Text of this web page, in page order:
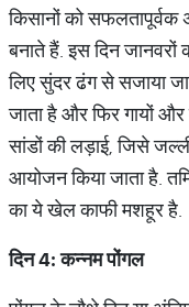
किसानों को
बनाते हैं. इस दिन
लिए सुंदर ढंग से सजाया
जाता है और फिर गायों
सांडों की लड़ाई, जिसे
आयोजन किया जाता है.
का ये खेल काफी मशहूर है.
दिन4:कन्नम पोंगल